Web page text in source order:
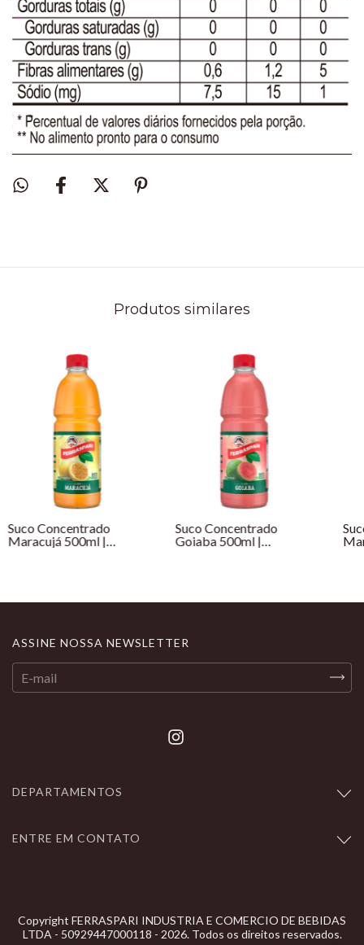
Produtos similares
Suco Concentrado
Maracujá 500ml |
Suco Concentrado
Goiaba 500ml |
ASSINE NOSSA NEWSLETTER
DEPARTAMENTOS
ENTRE EM CONTATO
Copyright FERRASPARI INDUSTRIA E COMERCIO DE BEBIDAS
LTDA - 50929447000118 - 2026. Todos os direitos reservados.